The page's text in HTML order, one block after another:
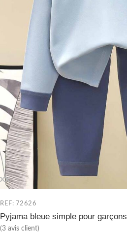
REF: 72626
Pyjama bleue simple pour garçons
(3 avis client)